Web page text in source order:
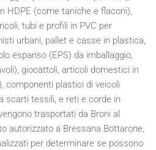
HDPE (come taniche e flaconi),
tubi e profili in PVC per
urbani, pallet e casse in plastica,
espanso (EPS) da imballaggio,
giocattoli, articoli domestici in
componenti plastici di veicoli
scarti tessili, e reti e corde in
trasportati da Broni al
autorizzato a Bressana Bottarone,
per determinare se possono